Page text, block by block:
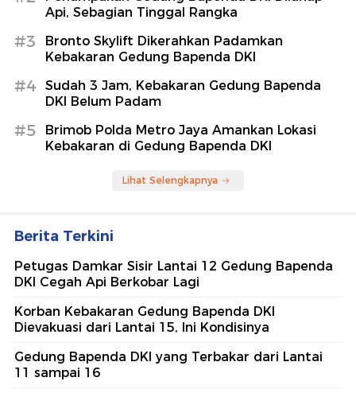
Api, Sebagian Tinggal Rangka
#3
Bronto Skylift Dikerahkan Padamkan
Kebakaran Gedung Bapenda DKI
#4
Sudah 3 Jam, Kebakaran Gedung Bapenda
DKI Belum Padam
#5
Brimob Polda Metro Jaya Amankan Lokasi
Kebakaran di Gedung Bapenda DKI
Lihat Selengkapnya
Berita Terkini
Petugas Damkar Sisir Lantai 12 Gedung Bapenda
DKI Cegah Api Berkobar Lagi
Korban Kebakaran Gedung Bapenda DKI
Dievakuasi dari Lantai 15, Ini Kondisinya
Gedung Bapenda DKI yang Terbakar dari Lantai
11 sampai 16